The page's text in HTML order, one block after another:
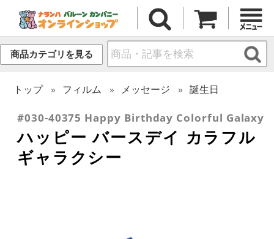
商品カテゴリを見る
トップ フィルム メッセージ 誕生日
#030-40375 Happy Birthday Colorful Galaxy
ハッピー バースデイ カラフル
ギャラクシー